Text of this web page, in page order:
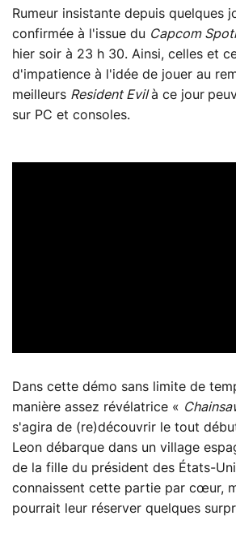
Rumeur insistante depuis quelques
confirmée à l'issue du Capcom
hier soir à 23 h 30. Ainsi, celles et
d'impatience à l'idée de jouer au
meilleurs Resident Evilà ce jour
sur PC et consoles.
Dans cette démo sans limite de
manière assez révélatrice «
s'agira de (re)découvrir le tout
Leon débarque dans un village
de la fille du président des États-
connaissent cette partie par cœur,
pourrait leur réserver quelques